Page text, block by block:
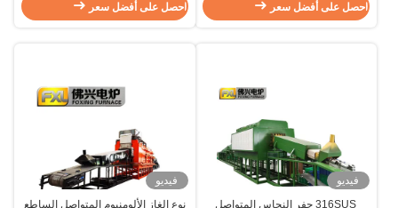
احصل على أفضل سعر
الضخم
احصل على أفضل سعر
فيديو
316SUS حفر النحاس المتواصل
فيديو
نوع الغاز الألومنيوم المتواصل الساطع